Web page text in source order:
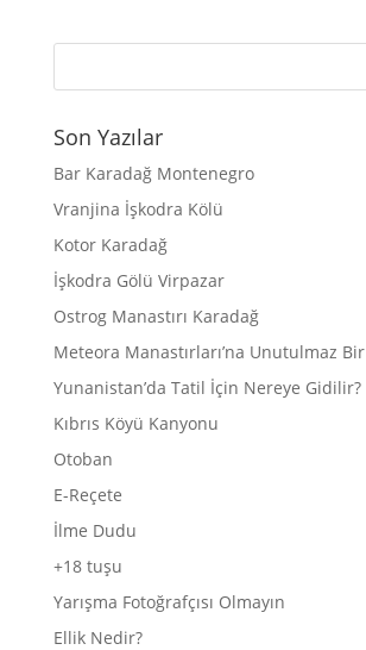
Son Yazılar
Bar Karadağ Montenegro
Vranjina İşkodra Kölü
Kotor Karadağ
İşkodra Gölü Virpazar
Ostrog Manastırı Karadağ
Meteora Manastırları’na Unutulmaz
Yunanistan’da Tatil İçin Nereye Gidilir?
Kıbrıs Köyü Kanyonu
Otoban
E-Reçete
İlme Dudu
+18 tuşu
Yarışma Fotoğrafçısı Olmayın
Ellik Nedir?